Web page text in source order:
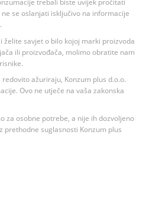
trebali biste uvijek pročitati
se oslanjati isključivo na informacije
želite savjet o bilo kojoj marki proizvoda
ili proizvođača, molimo obratite nam
ažuriraju, Konzum plus d.o.o.
Ovo ne utječe na vaša zakonska
za osobne potrebe, a nije ih dozvoljeno
prethodne suglasnosti Konzum plus